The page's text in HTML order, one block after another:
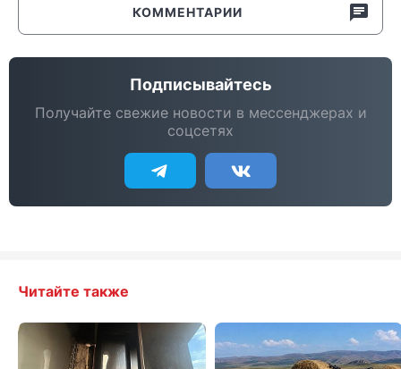
КОММЕНТАРИИ
Подписывайтесь
Получайте свежие новости в мессенджерах и
соцсетях
Читайте также